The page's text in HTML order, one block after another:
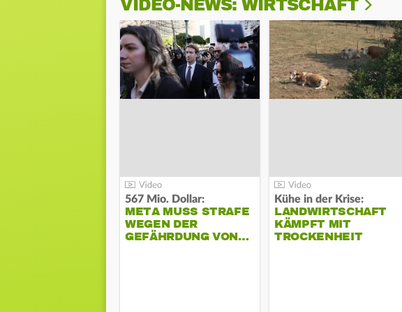
VIDEO-NEWS: WIRTSCHAFT
567 Mio. Dollar:
META MUSS STRAFE
WEGEN DER
GEFÄHRDUNG VON…
Kühe in der Krise:
LANDWIRTSCHAFT
KÄMPFT MIT
TROCKENHEIT